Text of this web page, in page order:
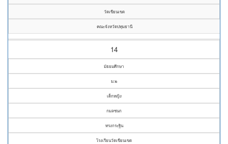
วัดเขียนเขต
คณะจังหวัดปทุมธานี
14
มัธยมศึกษา
ม.๒
เด็กหญิง
กมลชนก
ทรงกระฐิน
โรงเรียนวัดเขียนเขต